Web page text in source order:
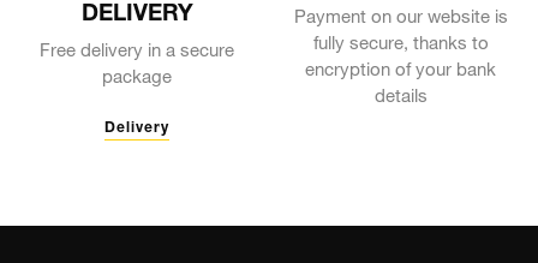
DELIVERY
Free delivery in a secure
package
Delivery
Payment on our website is
fully secure, thanks to
encryption of your bank
details